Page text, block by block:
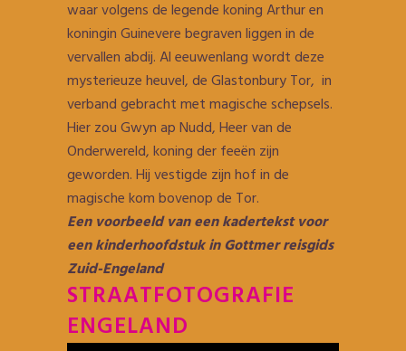
waar volgens de legende koning Arthur en
koningin Guinevere begraven liggen in de
vervallen abdij. Al eeuwenlang wordt deze
mysterieuze heuvel, de Glastonbury Tor, in
verband gebracht met magische schepsels.
Hier zou Gwyn ap Nudd, Heer van de
Onderwereld, koning der feeën zijn
geworden. Hij vestigde zijn hof in de
magische kom bovenop de Tor.
Een voorbeeld van een kadertekst voor
een kinderhoofdstuk in Gottmer reisgids
Zuid-Engeland
STRAATFOTOGRAFIE
ENGELAND